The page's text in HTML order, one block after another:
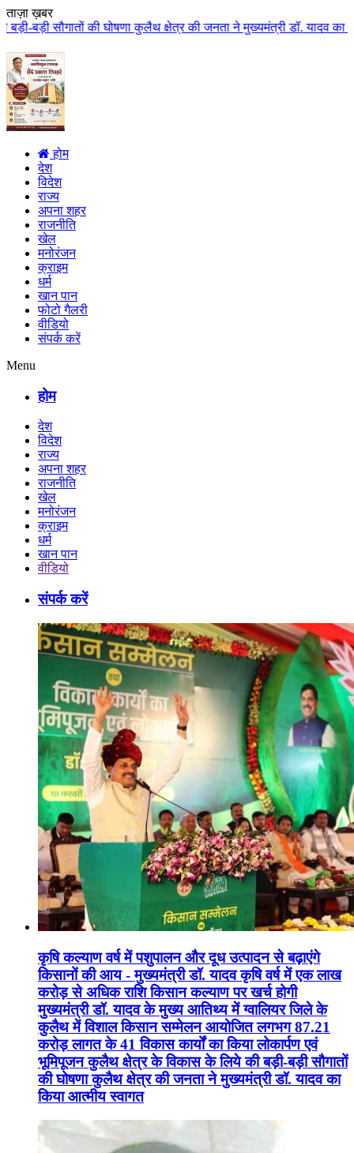
ताज़ा ख़बर
कुलैथ क्षेत्र की जनता ने मुख्यमंत्री डॉ. यादव का किया आत्मीय स्वागत|
होम
देश
विदेश
राज्य
अपना शहर
राजनीति
खेल
मनोरंजन
क्राइम
धर्म
खान पान
फोटो गैलरी
वीडियो
संपर्क करें
Menu
होम
देश
विदेश
राज्य
अपना शहर
राजनीति
खेल
मनोरंजन
क्राइम
धर्म
खान पान
वीडियो
संपर्क करें
कृषि कल्याण वर्ष में पशुपालन और दूध उत्पादन से बढ़ाएंगे
किसानों की आय - मुख्यमंत्री डॉ. यादव कृषि वर्ष में एक लाख
करोड़ से अधिक राशि किसान कल्याण पर खर्च होगी
मुख्यमंत्री डॉ. यादव के मुख्य आतिथ्य में ग्वालियर जिले के
कुलैथ में विशाल किसान सम्मेलन आयोजित लगभग 87.21
करोड़ लागत के 41 विकास कार्यों का किया लोकार्पण एवं
भूमिपूजन कुलैथ क्षेत्र के विकास के लिये की बड़ी-बड़ी सौगातों
की घोषणा कुलैथ क्षेत्र की जनता ने मुख्यमंत्री डॉ. यादव का
किया आत्मीय स्वागत